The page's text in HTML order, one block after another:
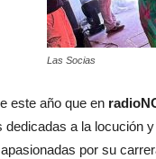
Las Socias
este año que en
a la locución
por su